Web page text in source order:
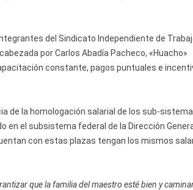
del Sindicato Independiente de
por Carlos Abadía Pacheco, «Huacho»
constante, pagos puntuales e
de la homologación salarial de los sub-
en el subsistema federal de la Dirección
con estas plazas tengan los mismos
que la familia del maestro esté bien y